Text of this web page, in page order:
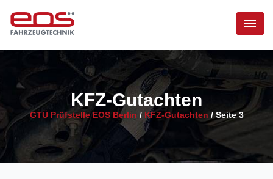
KFZ-Gutachten
GTÜ Prüfstelle EOS Berlin / KFZ-Gutachten / Seite 3